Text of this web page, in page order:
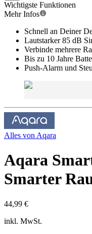
Wichtigste Funktionen
Mehr Infos
Schnell an Deiner
Lautstarker 85 dB
Verbinde mehrere
Bis zu 10 Jahre
Push-Alarm und
Alles von Aqara
Aqara
Smarter
44,99 €
inkl. MwSt.